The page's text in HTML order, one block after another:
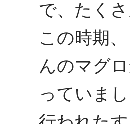
で、たく
この時期
んのマグ
っていま